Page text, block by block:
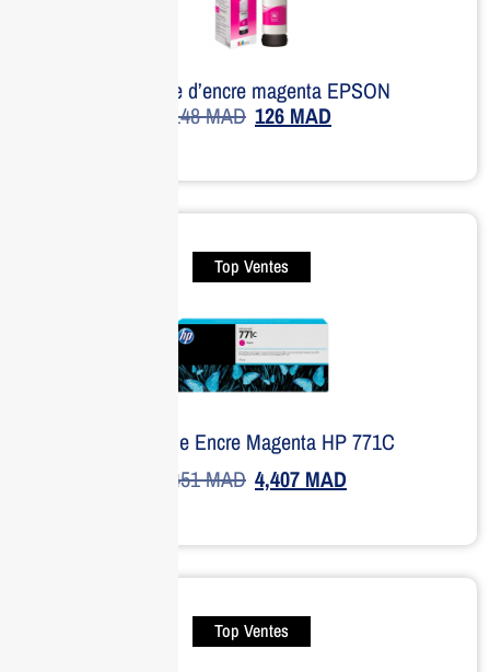
Bouteille d’encre magenta EPSON
148MAD 126 MAD
Top Ventes
Cartouche Encre Magenta HP 771C
4,451MAD 4,407 MAD
Top Ventes